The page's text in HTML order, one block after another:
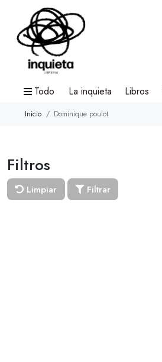
Todo La inquieta Libros
Inicio Dominique poulot
Filtros
Limpiar Filtrar